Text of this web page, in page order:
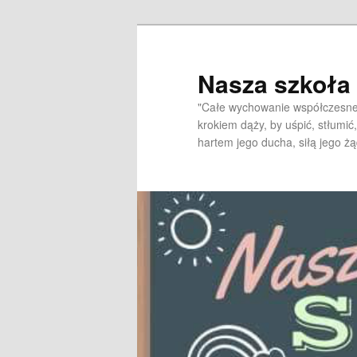
Nasza
"Całe wychowanie
krokiem dąży, by uśpić,
hartem jego ducha, siłą jego